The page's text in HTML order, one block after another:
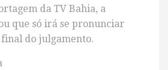
da TV Bahia, a
que só irá se pronunciar
do julgamento.